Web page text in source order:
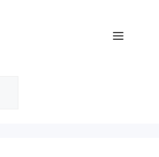
Menü